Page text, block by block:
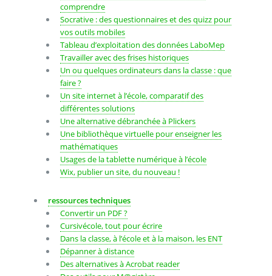
comprendre
Socrative : des questionnaires et des quizz pour
vos outils mobiles
Tableau d’exploitation des données LaboMep
Travailler avec des frises historiques
Un ou quelques ordinateurs dans la classe : que
faire ?
Un site internet à l’école, comparatif des
différentes solutions
Une alternative débranchée à Plickers
Une bibliothèque virtuelle pour enseigner les
mathématiques
Usages de la tablette numérique à l’école
Wix, publier un site, du nouveau !
ressources techniques
Convertir un PDF ?
Cursivécole, tout pour écrire
Dans la classe, à l’école et à la maison, les ENT
Dépanner à distance
Des alternatives à Acrobat reader